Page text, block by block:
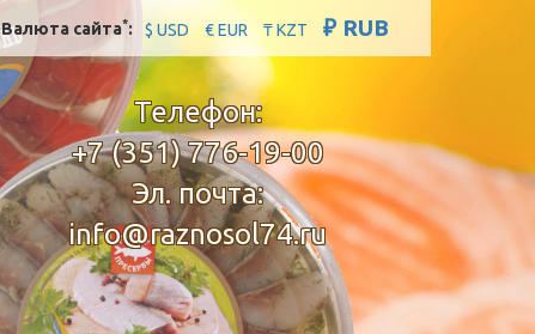
$ USD € EUR ₸ KZT ₽ RUB
Валюта сайта*:
Телефон:
+7 (351) 776-19-00
Эл. почта:
info@raznosol74.ru